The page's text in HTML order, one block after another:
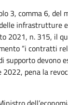
3, comma 6, del
infrastrutture
2021, n. 315, il
“i contratti
supporto devono
pena la